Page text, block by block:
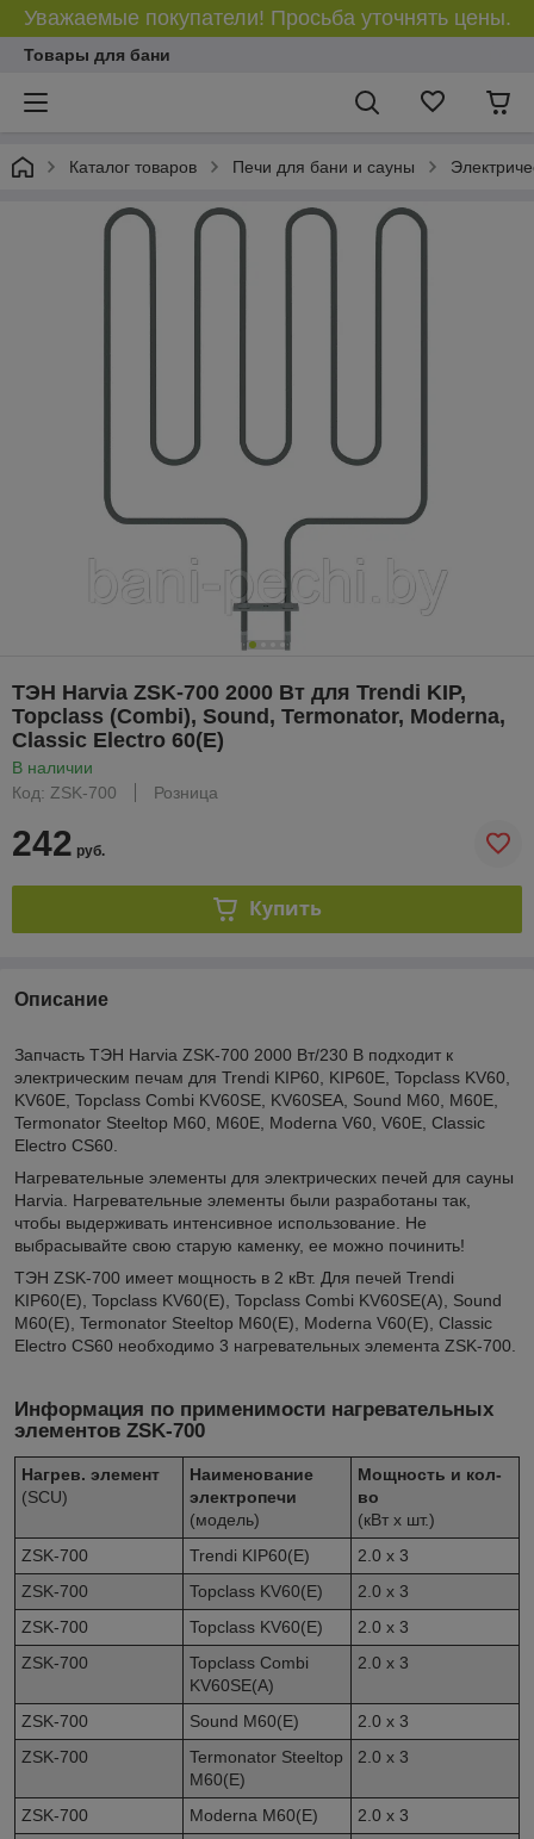
Уважаемые покупатели! Просьба уточнять цены.
Товары для бани
Каталог товаров Печи для бани и сауны
ТЭН Harvia ZSK-700 2000 Вт для Trendi KIP,
Topclass (Combi), Sound, Termonator, Moderna,
Classic Electro 60(E)
В наличии
Код: ZSK-700
Розница
242 руб.
Купить
Описание
Запчасть ТЭН Harvia ZSK-700 2000 Вт/230 В подходит к
электрическим печам для Trendi KIP60, KIP60E, Topclass KV60,
KV60E, Topclass Combi KV60SE, KV60SEA, Sound M60, M60E,
Termonator Steeltop M60, M60E, Moderna V60, V60E, Classic
Electro CS60.
Нагревательные элементы для электрических печей для сауны
Harvia. Нагревательные элементы были разработаны так,
чтобы выдерживать интенсивное использование. Не
выбрасывайте свою старую каменку, ее можно починить!
ТЭН ZSK-700 имеет мощность в 2 кВт. Для печей Trendi
KIP60(E), Topclass KV60(E), Topclass Combi KV60SE(A), Sound
M60(E), Termonator Steeltop M60(E), Moderna V60(E), Classic
Electro CS60 необходимо 3 нагревательных элемента ZSK-700.
Информация по применимости нагревательных
элементов ZSK-700
Нагрев. элемент
(SCU)
Наименование
электропечи
(модель)
Мощность и кол-
во
(кВт х шт.)
ZSK-700
Trendi KIP60(E)
2.0 x 3
ZSK-700
Topclass KV60(E)
2.0 x 3
ZSK-700
Topclass KV60(E)
2.0 x 3
ZSK-700
Topclass Combi
KV60SE(A)
2.0 x 3
ZSK-700 Sound M60(E)
2.0 x 3
ZSK-700
Termonator Steeltop
M60(E)
2.0 x 3
ZSK-700 Moderna M60(E)
2.0 x 3